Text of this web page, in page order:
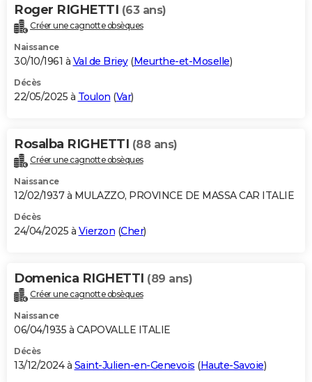
Roger RIGHETTI (63 ans)
Créer une cagnotte obsèques
Naissance
30/10/1961 à Val de Briey(Meurthe-et-Moselle)
Décès
22/05/2025 à Toulon (Var)
Rosalba RIGHETTI (88 ans)
Créer une cagnotte obsèques
Naissance
12/02/1937 à MULAZZO, PROVINCE DE MASSA CAR ITALIE
Décès
24/04/2025 à Vierzon (Cher)
Domenica RIGHETTI (89 ans)
Créer une cagnotte obsèques
Naissance
06/04/1935 à CAPOVALLE ITALIE
Décès
13/12/2024 à Saint-Julien-en-Genevois (Haute-Savoie)